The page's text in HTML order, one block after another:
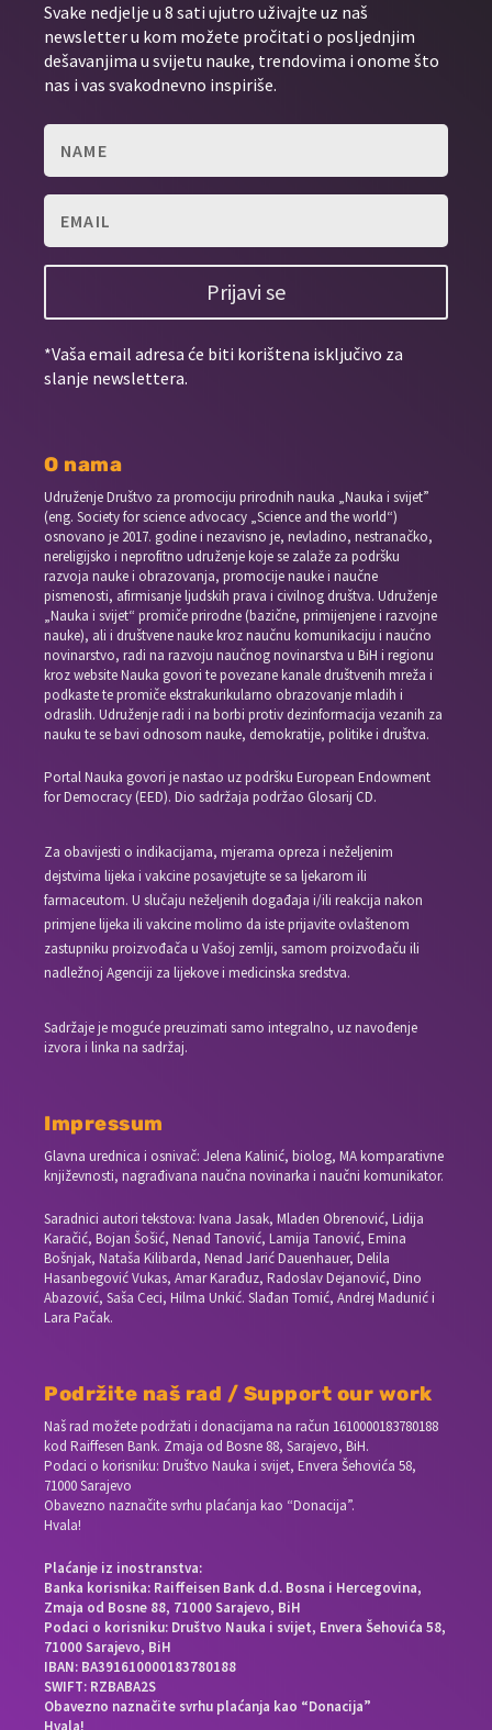
Svake nedjelje u 8 sati ujutro uživajte uz naš
newsletter u kom možete pročitati o posljednjim
dešavanjima u svijetu nauke, trendovima i onome što
nas i vas svakodnevno inspiriše.
Prijavi se
*Vaša email adresa će biti korištena isključivo za
slanje newslettera.
O nama
Udruženje Društvo za promociju prirodnih nauka „Nauka i svijet”
(eng. Society for science advocacy „Science and the world“)
osnovano je 2017. godine i nezavisno je, nevladino, nestranačko,
nereligijsko i neprofitno udruženje koje se zalaže za podršku
razvoja nauke i obrazovanja, promocije nauke i naučne
pismenosti, afirmisanje ljudskih prava i civilnog društva. Udruženje
„Nauka i svijet“ promiče prirodne (bazične, primijenjene i razvojne
nauke), ali i društvene nauke kroz naučnu komunikaciju i naučno
novinarstvo, radi na razvoju naučnog novinarstva u BiH i regionu
kroz website Nauka govori te povezane kanale društvenih mreža i
podkaste te promiče ekstrakurikularno obrazovanje mladih i
odraslih. Udruženje radi i na borbi protiv dezinformacija vezanih za
nauku te se bavi odnosom nauke, demokratije, politike i društva.
Portal Nauka govori je nastao uz podršku European Endowment
for Democracy (EED). Dio sadržaja podržao Glosarij CD.
Za obavijesti o indikacijama, mjerama opreza i neželjenim
dejstvima lijeka i vakcine posavjetujte se sa ljekarom ili
farmaceutom. U slučaju neželjenih događaja i/ili reakcija nakon
primjene lijeka ili vakcine molimo da iste prijavite ovlaštenom
zastupniku proizvođača u Vašoj zemlji, samom proizvođaču ili
nadležnoj Agenciji za lijekove i medicinska sredstva.
Sadržaje je moguće preuzimati samo integralno, uz navođenje
izvora i linka na sadržaj.
Impressum
Glavna urednica i osnivač: Jelena Kalinić, biolog, MA komparativne
književnosti, nagrađivana naučna novinarka i naučni komunikator.
Saradnici autori tekstova: Ivana Jasak, Mladen Obrenović, Lidija
Karačić, Bojan Šošić, Nenad Tanović, Lamija Tanović, Emina
Bošnjak, Nataša Kilibarda, Nenad Jarić Dauenhauer, Delila
Hasanbegović Vukas, Amar Karađuz, Radoslav Dejanović, Dino
Abazović, Saša Ceci, Hilma Unkić. Slađan Tomić, Andrej Madunić i
Lara Pačak.
Podržite naš rad / Support our work
Naš rad možete podržati i donacijama na račun 1610000183780188
kod Raiffesen Bank. Zmaja od Bosne 88, Sarajevo, BiH.
Podaci o korisniku: Društvo Nauka i svijet, Envera Šehovića 58,
71000 Sarajevo
Obavezno naznačite svrhu plaćanja kao “Donacija”.
Hvala!
Plaćanje iz inostranstva:
Banka korisnika: Raiffeisen Bank d.d. Bosna i Hercegovina,
Zmaja od Bosne 88, 71000 Sarajevo, BiH
Podaci o korisniku: Društvo Nauka i svijet, Envera Šehovića 58,
71000 Sarajevo, BiH
IBAN: BA391610000183780188
SWIFT: RZBABA2S
Obavezno naznačite svrhu plaćanja kao “Donacija”
Hvala!